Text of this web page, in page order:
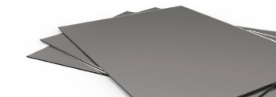
Accesorii pentru balustrade
Fitinguri
Elemente de fixare și șuruburi
Materiale pentru sudură